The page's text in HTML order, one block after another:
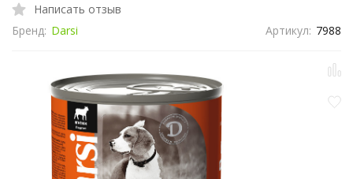
Написать отзыв
Бренд: Darsi Артикул: 7988